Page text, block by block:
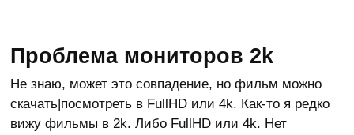
Проблема мониторов 2k
Не знаю, может это совпадение, но фильм можно
скачать|посмотреть в FullHD или 4k. Как-то я редко
вижу фильмы в 2k. Либо FullHD или 4k. Нет